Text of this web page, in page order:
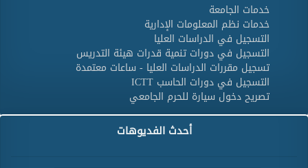
خدمات الجامعة
خدمات نظم المعلومات الإدارية
التسجيل في الدراسات العليا
التسجيل في دورات تنمية قدرات هيئة التدريس
تسجيل مقررات الدراسات العليا - ساعات معتمدة
التسجيل في دورات الحاسب ICTT
تصريح دخول سيارة للحرم الجامعي
أحدث الفديوهات